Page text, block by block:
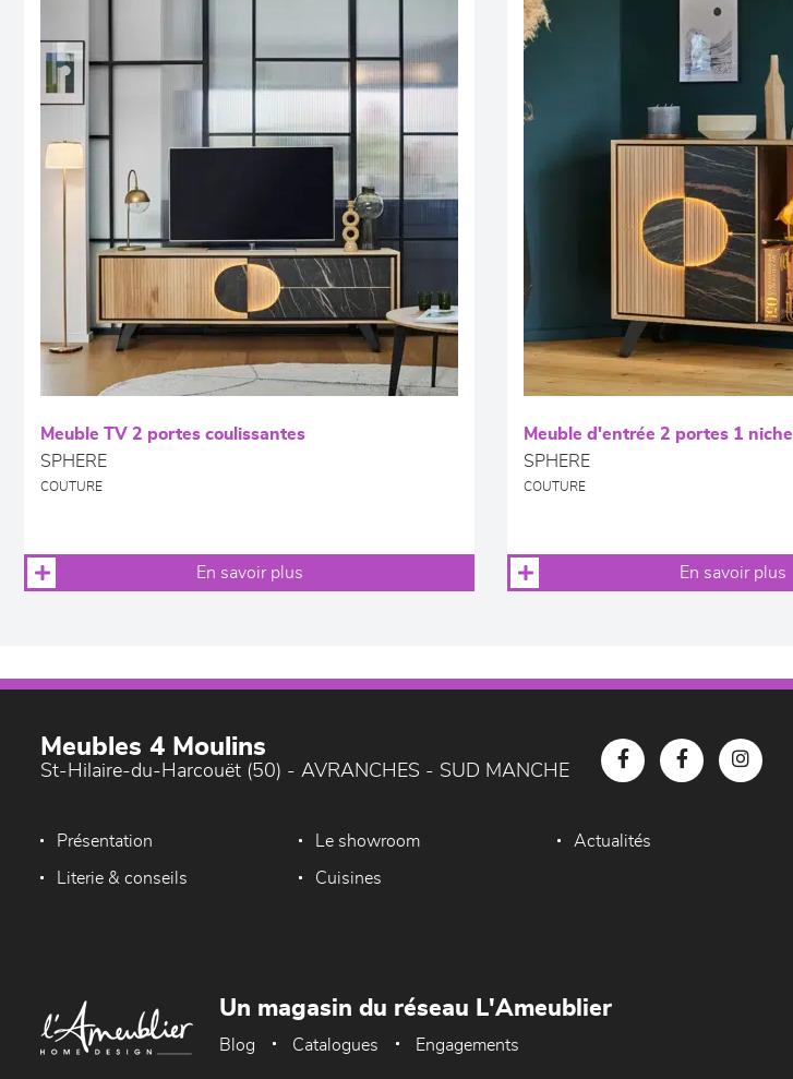
Meuble TV 2 portes coulissantes
SPHERE
COUTURE
En savoir plus
Meuble d'entrée 2 portes 1 niche
SPHERE
COUTURE
En savoir plus
Meubles 4 Moulins
St-Hilaire-du-Harcouët (50) - AVRANCHES - SUD MANCHE
Présentation Le showroom Actualités
Literie & conseils Cuisines
Un magasin du réseau L'Ameublier
Blog Catalogues Engagements